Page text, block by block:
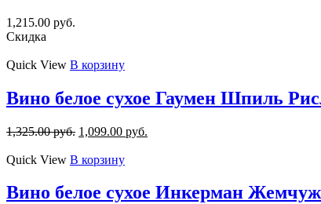
1,215.00 руб.
Скидка
Quick View В корзину
Вино белое сухое Гаумен Шпиль
1,325.00руб. 1,099.00 руб.
Quick View В корзину
Вино белое сухое Инкерман